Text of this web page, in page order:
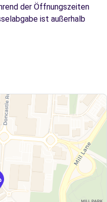
der Öffnungszeiten
ist außerhalb